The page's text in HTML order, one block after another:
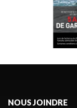
NOUS JOINDRE